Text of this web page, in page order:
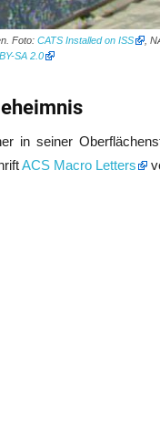
Foto: CATS Installed on ISS
,
SA 2.0
in seiner
ACS Macro Letters